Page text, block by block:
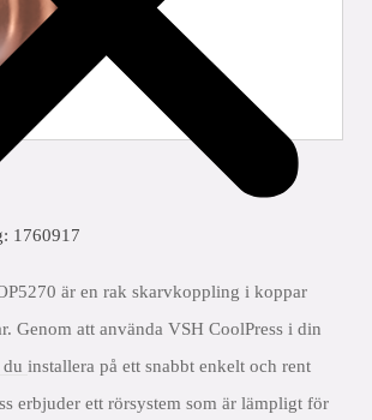
1760917
är en rak skarvkoppling i koppar
Genom att använda VSH CoolPress i din
installera på ett snabbt enkelt och rent
erbjuder ett rörsystem som är lämpligt för